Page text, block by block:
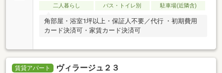
二人暮らし
バス・トイレ別 駐車場(近隣含)
角部屋・浴室1坪以上・保証人不要／代行 ・初期費用
カード決済可・家賃カード決済可
賃貸アパート ヴィラージュ２３